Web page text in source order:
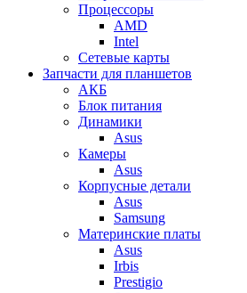
Процессоры
AMD
Intel
Сетевые карты
Запчасти для планшетов
АКБ
Блок питания
Динамики
Asus
Камеры
Asus
Корпусные детали
Asus
Samsung
Материнские платы
Asus
Irbis
Prestigio